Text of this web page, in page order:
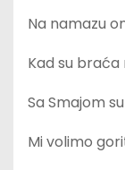
Na namazu
Kad su
Sa Smajom
Mi volimo